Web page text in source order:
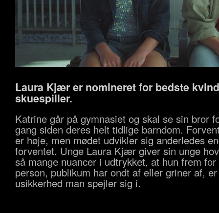
Laura Kjær er nomineret for bedste
skuespiller.
Katrine går på gymnasiet og skal se sin bror
gang siden deres helt tidlige barndom.
er høje, men mødet udvikler sig anderledes
forventet. Unge Laura Kjær giver sin unge
så mange nuancer i udtrykket, at hun frem
person, publikum har ondt af eller griner af,
usikkerhed man spejler sig i.